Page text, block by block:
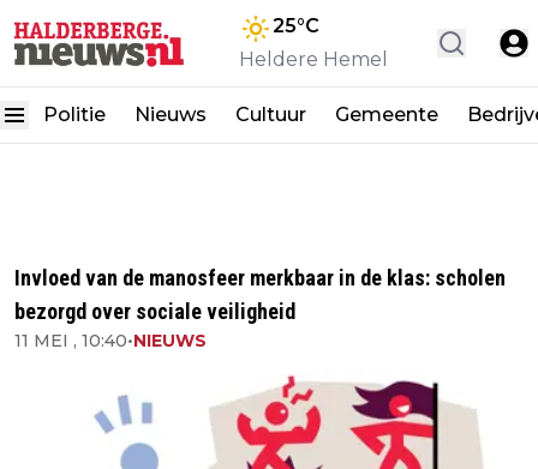
25°C
Heldere Hemel
Politie Nieuws Cultuur Gemeente
Invloed van de manosfeer merkbaar in de klas: scholen
bezorgd over sociale veiligheid
11 MEI , 10:40•NIEUWS